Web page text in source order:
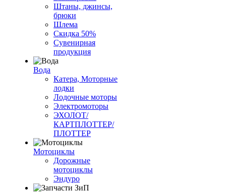
Штаны, джинсы,
брюки
Шлема
Скидка 50%
Сувенирная
продукция
Вода
Катера, Моторные
лодки
Лодочные моторы
Электромоторы
ЭХОЛОТ/
КАРТПЛОТТЕР/
ПЛОТТЕР
Мотоциклы
Дорожные
мотоциклы
Эндуро